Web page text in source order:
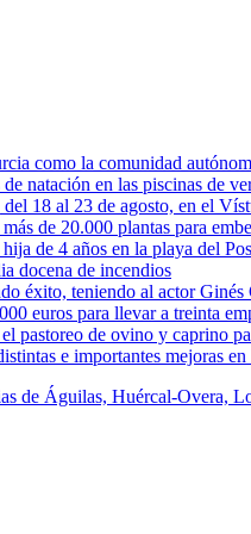
como la comunidad
natación en las piscinas de
18 al 23 de agosto, en el
de 20.000 plantas para
de 4 años en la playa del
docena de incendios
éxito, teniendo al actor
euros para llevar a treinta
de ovino y caprino
e importantes mejoras
de Águilas, Huércal-Overa,